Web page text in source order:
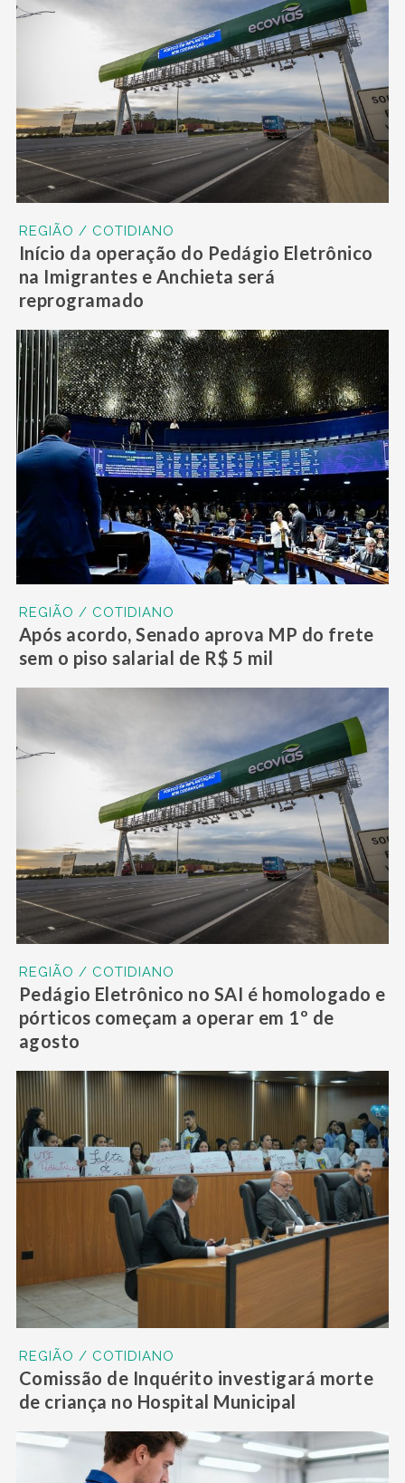
REGIÃO / COTIDIANO
Início da operação do Pedágio Eletrônico
na Imigrantes e Anchieta será
reprogramado
REGIÃO / COTIDIANO
Após acordo, Senado aprova MP do frete
sem o piso salarial de R$ 5 mil
REGIÃO / COTIDIANO
Pedágio Eletrônico no SAI é homologado e
pórticos começam a operar em 1º de
agosto
REGIÃO / COTIDIANO
Comissão de Inquérito investigará morte
de criança no Hospital Municipal